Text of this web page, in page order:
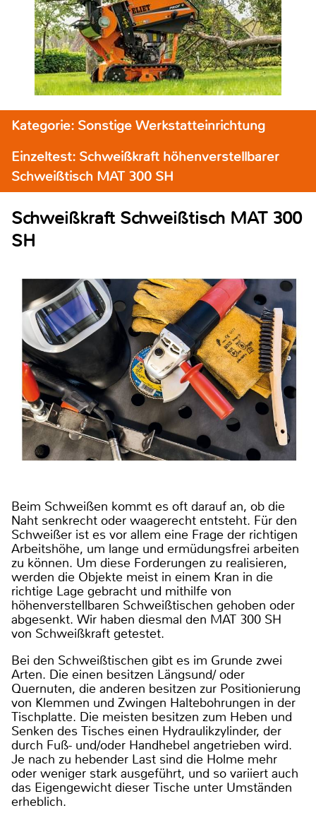
Kategorie: Sonstige Werkstatteinrichtung
Einzeltest: Schweißkraft höhenverstellbarer
Schweißtisch MAT 300 SH
Schweißkraft Schweißtisch MAT 300
SH
Beim Schweißen kommt es oft darauf an, ob die
Naht senkrecht oder waagerecht entsteht. Für den
Schweißer ist es vor allem eine Frage der richtigen
Arbeitshöhe, um lange und ermüdungsfrei arbeiten
zu können. Um diese Forderungen zu realisieren,
werden die Objekte meist in einem Kran in die
richtige Lage gebracht und mithilfe von
höhenverstellbaren Schweißtischen gehoben oder
abgesenkt. Wir haben diesmal den MAT 300 SH
von Schweißkraft getestet.
Bei den Schweißtischen gibt es im Grunde zwei
Arten. Die einen besitzen Längsund/ oder
Quernuten, die anderen besitzen zur Positionierung
von Klemmen und Zwingen Haltebohrungen in der
Tischplatte. Die meisten besitzen zum Heben und
Senken des Tisches einen Hydraulikzylinder, der
durch Fuß- und/oder Handhebel angetrieben wird.
Je nach zu hebender Last sind die Holme mehr
oder weniger stark ausgeführt, und so variiert auch
das Eigengewicht dieser Tische unter Umständen
erheblich.